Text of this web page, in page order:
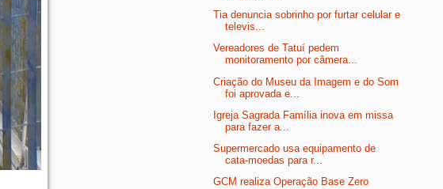
Tia denuncia sobrinho por furtar celular e
televis...
Vereadores de Tatuí pedem
monitoramento por câmera...
Criação do Museu da Imagem e do Som
foi aprovada e...
Igreja Sagrada Família inova em missa
para fazer a...
Supermercado usa equipamento de
cata-moedas para r...
GCM realiza Operação Base Zero